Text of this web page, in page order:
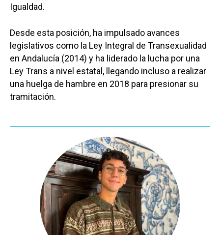
Igualdad.
Desde esta posición, ha impulsado avances
legislativos como la Ley Integral de Transexualidad
en Andalucía (2014) y ha liderado la lucha por una
Ley Trans a nivel estatal, llegando incluso a realizar
una huelga de hambre en 2018 para presionar su
tramitación.
Castilla-La
Toledo
Ciudad Real
Albacete
Cuenca
Sanidad
Economía
Educación